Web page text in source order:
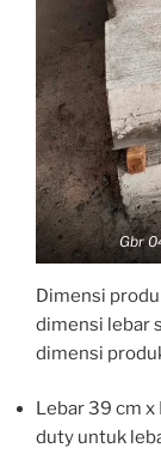
Gbr
Dimensi
dimensi lebar
dimensi
Lebar 39 cm x
duty untuk